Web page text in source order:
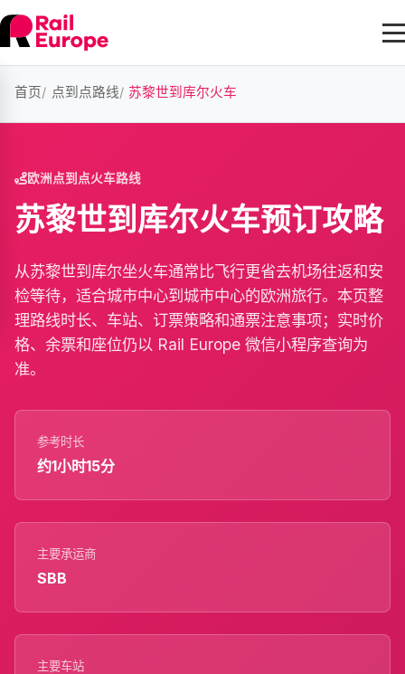
首页 点到点路线 苏黎世到库尔火车
欧洲点到点火车路线
苏黎世到库尔火车预订攻略
从苏黎世到库尔坐火车通常比飞行更省去机场往返和安
检等待，适合城市中心到城市中心的欧洲旅行。本页整
理路线时长、车站、订票策略和通票注意事项；实时价
格、余票和座位仍以 Rail Europe 微信小程序查询为
准。
参考时长
约1小时15分
主要承运商
SBB
主要车站